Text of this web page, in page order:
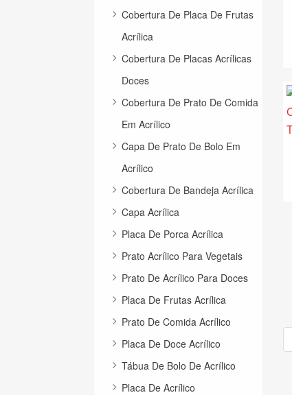
Cobertura De Placa De Frutas
Acrílica
Cobertura De Placas Acrílicas
Doces
Cobertura De Prato De Comida
Em Acrílico
Capa De Prato De Bolo Em
Acrílico
Cobertura De Bandeja Acrílica
Capa Acrílica
Placa De Porca Acrílica
Prato Acrílico Para Vegetais
Prato De Acrílico Para Doces
Placa De Frutas Acrílica
Prato De Comida Acrílico
Placa De Doce Acrílico
Tábua De Bolo De Acrílico
Placa De Acrílico